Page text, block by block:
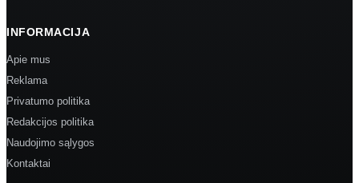
INFORMACIJA
Apie mus
Reklama
Privatumo politika
Redakcijos politika
Naudojimo sąlygos
Kontaktai